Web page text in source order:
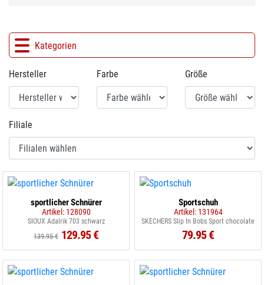
Kategorien
Hersteller Farbe Größe
Filiale
sportlicher Schnürer
Artikel: 128090
SIOUX Adalrik 703 schwarz
139.95 € 129.95 €
Sportschuh
Artikel: 131964
SKECHERS Slip In Bobs Sport chocolate
79.95 €